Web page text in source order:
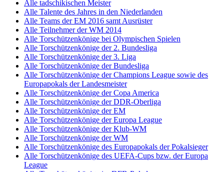
Alle tadschikischen Meister
Alle Talente des Jahres in den Niederlanden
Alle Teams der EM 2016 samt Ausrüster
Alle Teilnehmer der WM 2014
Alle Torschützenkönige bei Olympischen Spielen
Alle Torschützenkönige der 2. Bundesliga
Alle Torschützenkönige der 3. Liga
Alle Torschützenkönige der Bundesliga
Alle Torschützenkönige der Champions League sowie des
Europapokals der Landesmeister
Alle Torschützenkönige der Copa America
Alle Torschützenkönige der DDR-Oberliga
Alle Torschützenkönige der EM
Alle Torschützenkönige der Europa League
Alle Torschützenkönige der Klub-WM
Alle Torschützenkönige der WM
Alle Torschützenkönige des Europapokals der Pokalsieger
Alle Torschützenkönige des UEFA-Cups bzw. der Europa
League